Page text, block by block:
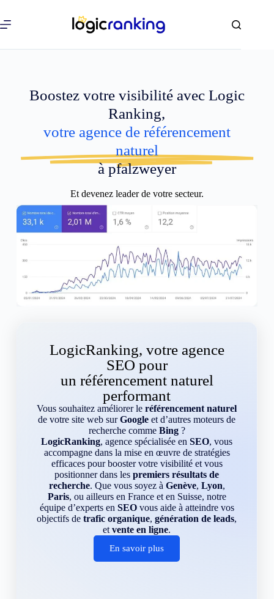
Boostez votre visibilité avec Logic
Ranking,
votre agence de référencement
naturel
à pfalzweyer
Et devenez leader de votre secteur.
LogicRanking, votre agence
SEO pour
un référencement naturel
performant
Vous souhaitez améliorer leréférencement naturel
de votre site web surGoogle et d’autres moteurs de
recherche comme Bing?
LogicRanking, agence spécialisée enSEO, vous
accompagne dans la mise en œuvre de stratégies
efficaces pour booster votre visibilité et vous
positionner dans lespremiers résultats de
recherche. Que vous soyez à Genève, Lyon,
Paris, ou ailleurs en France et en Suisse, notre
équipe d’experts en SEOvous aide à atteindre vos
objectifs detrafic organique,génération de leads,
etvente en ligne.
En savoir plus